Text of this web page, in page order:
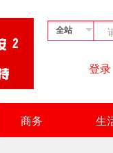
登录
商务 生